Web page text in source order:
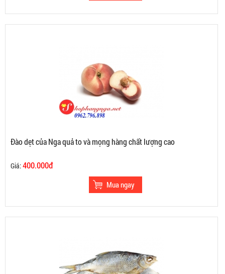
Đào dẹt của Nga quả to và mọng hàng chất lượng cao
Giá:400.000đ